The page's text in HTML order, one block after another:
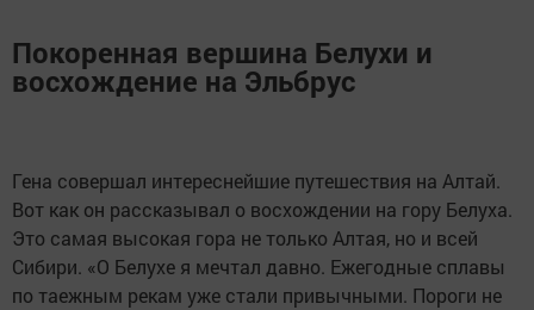
Покоренная вершина Белухи и
восхождение на Эльбрус
Гена совершал интереснейшие путешествия на Алтай.
Вот как он рассказывал о восхождении на гору Белуха.
Это самая высокая гора не только Алтая, но и всей
Сибири. «О Белухе я мечтал давно. Ежегодные сплавы
по таежным рекам уже стали привычными. Пороги не